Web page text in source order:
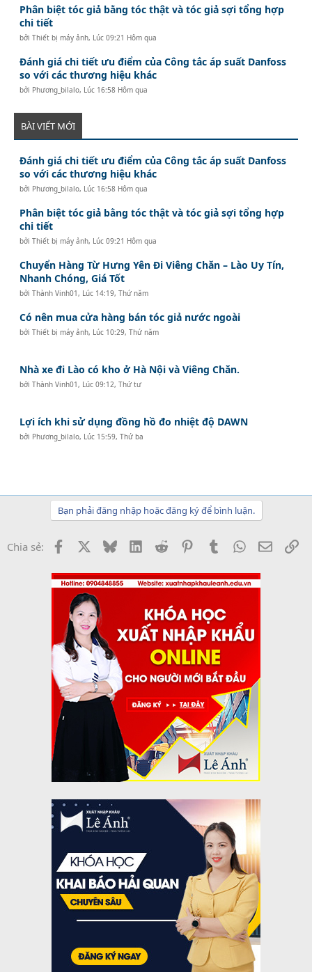
Phân biệt tóc giả bằng tóc thật và tóc giả sợi tổng hợp
chi tiết
bởiThiết bị máy ảnh, Lúc 09:21 Hôm qua
Đánh giá chi tiết ưu điểm của Công tắc áp suất Danfoss
so với các thương hiệu khác
bởi Phương_bilalo, Lúc 16:58 Hôm qua
BÀI VIẾT MỚI
Đánh giá chi tiết ưu điểm của Công tắc áp suất Danfoss
so với các thương hiệu khác
bởi Phương_bilalo, Lúc 16:58 Hôm qua
Phân biệt tóc giả bằng tóc thật và tóc giả sợi tổng hợp
chi tiết
bởiThiết bị máy ảnh, Lúc 09:21 Hôm qua
Chuyển Hàng Từ Hưng Yên Đi Viêng Chăn – Lào Uy Tín,
Nhanh Chóng, Giá Tốt
bởiThành Vinh01 , Lúc 14:19, Thứ năm
Có nên mua cửa hàng bán tóc giả nước ngoài
bởiThiết bị máy ảnh, Lúc 10:29, Thứ năm
Nhà xe đi Lào có kho ở Hà Nội và Viêng Chăn.
bởiThành Vinh01 , Lúc 09:12, Thứ tư
Lợi ích khi sử dụng đồng hồ đo nhiệt độ DAWN
bởi Phương_bilalo, Lúc 15:59, Thứ ba
Bạn phải đăng nhập hoặc đăng ký để bình luận.
Chia sẻ: Facebook BlueskyLinkedInReddit PinterestTumblrWhatsApp
Email